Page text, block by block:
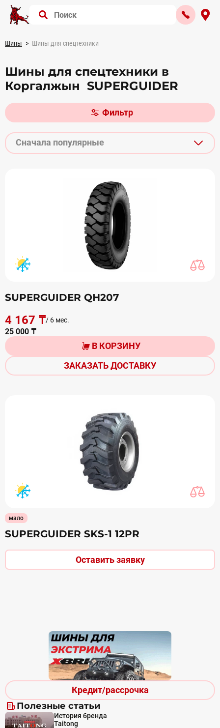
Шины Шины для спецтехники
Кредит/рассрочка
Полезные статьи
История бренда
Taitong
Шины для спецтехники в
Коргалжын SUPERGUIDER
Фильтр
Сначала популярные
SUPERGUIDER QH207
4 167 ₸/ 6 мес.
25 000 ₸
В КОРЗИНУ
ЗАКАЗАТЬ ДОСТАВКУ
мало
SUPERGUIDER SKS-1 12PR
Оставить заявку